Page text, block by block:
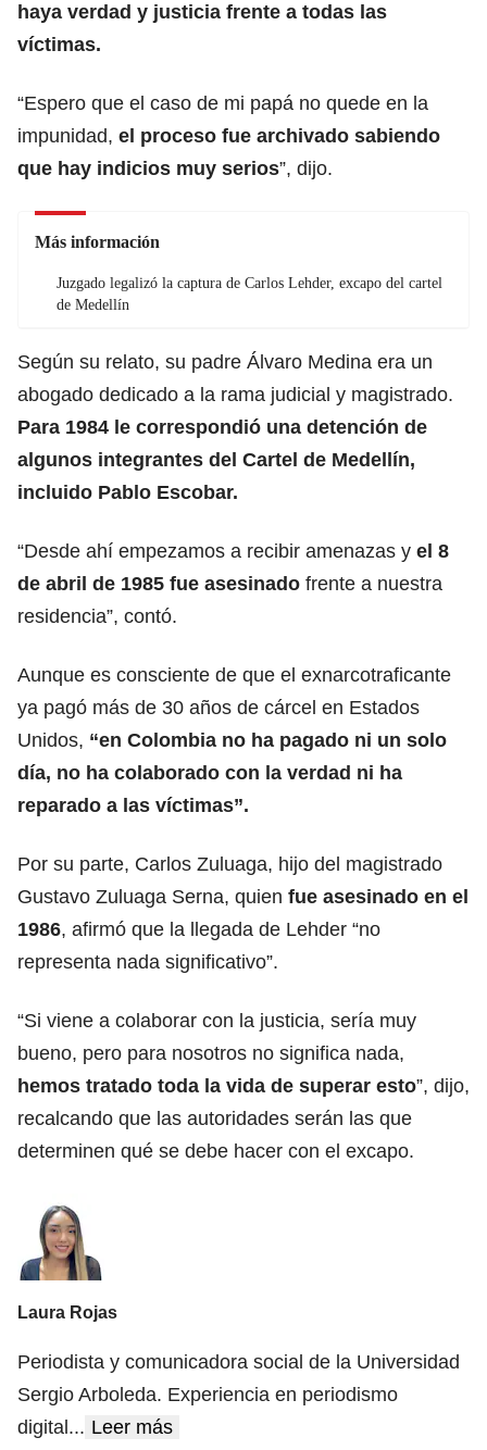
haya verdad y justicia frente a todas las
víctimas.
“Espero que el caso de mi papá no quede en la
impunidad, el proceso fue archivado sabiendo
que hay indicios muy serios”, dijo.
Más información
Juzgado legalizó la captura de Carlos Lehder, excapo del cartel
de Medellín
Según su relato, su padre Álvaro Medina era un
abogado dedicado a la rama judicial y magistrado.
Para 1984 le correspondió una detención de
algunos integrantes del Cartel de Medellín,
incluido Pablo Escobar.
“Desde ahí empezamos a recibir amenazas y el 8
de abril de 1985 fue asesinado frente a nuestra
residencia”, contó.
Aunque es consciente de que el exnarcotraficante
ya pagó más de 30 años de cárcel en Estados
Unidos, “en Colombia no ha pagado ni un solo
día, no ha colaborado con la verdad ni ha
reparado a las víctimas”.
Por su parte, Carlos Zuluaga, hijo del magistrado
Gustavo Zuluaga Serna, quien fue asesinado en el
1986, afirmó que la llegada de Lehder “no
representa nada significativo”.
“Si viene a colaborar con la justicia, sería muy
bueno, pero para nosotros no significa nada,
hemos tratado toda la vida de superar esto”, dijo,
recalcando que las autoridades serán las que
determinen qué se debe hacer con el excapo.
Laura Rojas
Periodista y comunicadora social de la Universidad
Sergio Arboleda. Experiencia en periodismo
digital ... Leer más